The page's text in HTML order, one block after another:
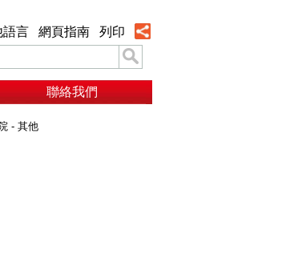
語言 網頁指南 列印
聯絡我們
- 其他